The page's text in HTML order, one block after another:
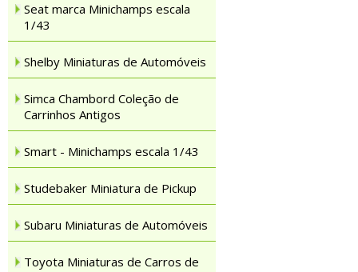
Seat marca Minichamps escala
1/43
Shelby Miniaturas de Automóveis
Simca Chambord Coleção de
Carrinhos Antigos
Smart - Minichamps escala 1/43
Studebaker Miniatura de Pickup
Subaru Miniaturas de Automóveis
Toyota Miniaturas de Carros de